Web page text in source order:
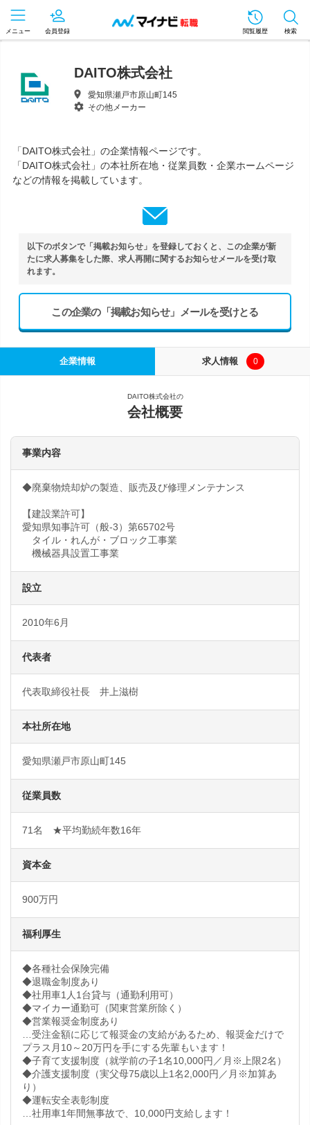
メニュー 会員登録 閲覧履歴 検索
DAITO株式会社
愛知県瀬戸市原山町145
その他メーカー
「DAITO株式会社」の企業情報ページです。
「DAITO株式会社」の本社所在地・従業員数・企業ホームページ
などの情報を掲載しています。
以下のボタンで「掲載お知らせ」を登録しておくと、この企業が新
たに求人募集をした際、求人再開に関するお知らせメールを受け取
れます。
この企業の「掲載お知らせ」メールを受けとる
企業情報 求人情報 0
DAITO株式会社の
会社概要
事業内容
◆廃棄物焼却炉の製造、販売及び修理メンテナンス
【建設業許可】
愛知県知事許可（般-3）第65702号
タイル・れんが・ブロック工事業
機械器具設置工事業
設立
2010年6月
代表者
代表取締役社長 井上滋樹
本社所在地
愛知県瀬戸市原山町145
従業員数
71名 ★平均勤続年数16年
資本金
900万円
福利厚生
◆各種社会保険完備
◆退職金制度あり
◆社用車1人1台貸与（通勤利用可）
◆マイカー通勤可（関東営業所除く）
◆営業報奨金制度あり
…受注金額に応じて報奨金の支給があるため、報奨金だけで
プラス月10～20万円を手にする先輩もいます！
◆子育て支援制度（就学前の子1名10,000円／月※上限2名）
◆介護支援制度（実父母75歳以上1名2,000円／月※加算あ
り）
◆運転安全表彰制度
…社用車1年間無事故で、10,000円支給します！